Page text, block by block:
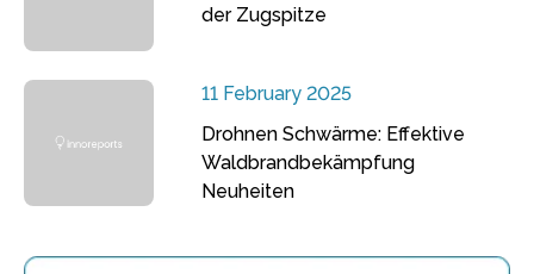
der Zugspitze
11 February 2025
Drohnen Schwärme: Effektive
Waldbrandbekämpfung
Neuheiten